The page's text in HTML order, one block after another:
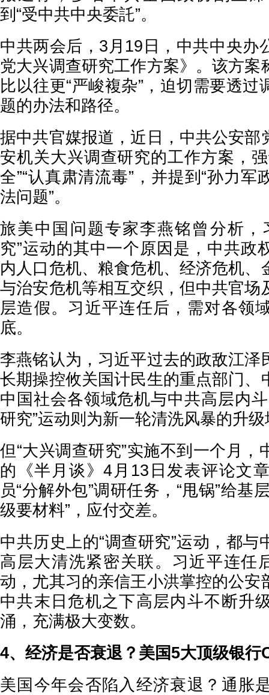
到“受中共中央委託”。
中共两会后，3月19日，中共中央办
党大兴调查研究工作方案》。该方案
比以往更“严峻複杂”，迫切需要透
题的办法和路径。
据中共官媒报道，近日，中共公安部
安机关大兴调查研究的工作方案，
全”“认真肃清流毒”，并提到“孙力军
法问题”。
旅美中国问题专家李燕铭曾分析，
究”运动的其中一个原因是，中共政
内人口危机、粮食危机、经济危机、
与治安危机等相互交织，但中共官场
层造假。习近平连任后，需对各领
底。
李燕铭认为，习近平过去的政敌江泽
长期操控攸关国计民生的重点部门、
中国社会各领域危机与中共高层内
研究”运动则为新一轮清洗风暴的升
但“大兴调查研究”实施不到一个月，
的《半月谈》4月13日发表评论文
员“分解外包”调研任务，“甩锅”给基
级要材料”，应付交差。
中共历史上的“调查研究”运动，都与
高层大清洗紧密关联。习近平连任
动，尤其习的亲信王小洪掌控的公安
中共末日危机之下高层内斗不断升
涌，充满极大变数。
4、经济是否衰退？美国5大顶级银行
美国今年会否陷入经济衰退？通胀